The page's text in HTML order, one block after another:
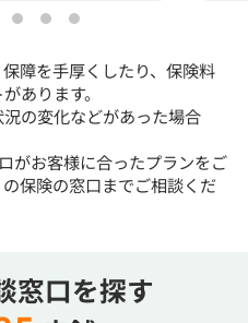
障を手厚くしたり、保険料
あります。
の変化などがあった場合
がお客様に合ったプランをご
保険の窓口までご相談くだ
窓口を探す